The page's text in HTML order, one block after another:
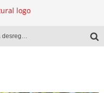
El libro en la mira de la desregulación